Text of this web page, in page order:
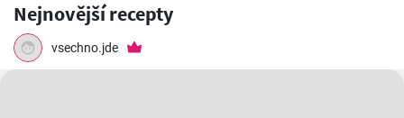
Nejnovější recepty
vsechno.jde